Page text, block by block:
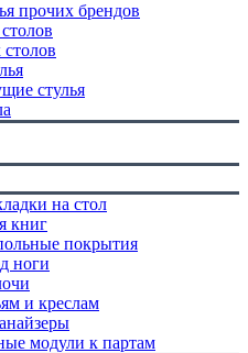
прочих брендов
стулья
на стол
книг
покрытия
ноги
и креслам
модули к партам